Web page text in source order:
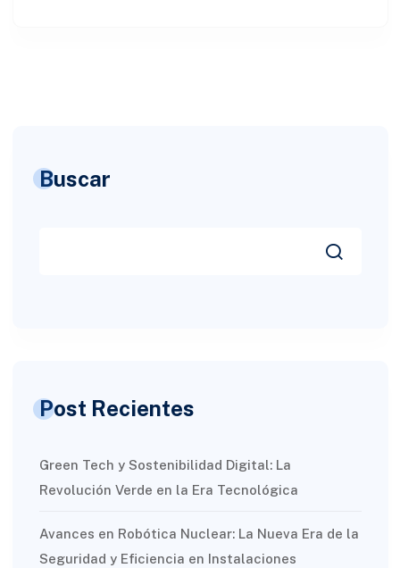
Buscar
Post Recientes
Green Tech y Sostenibilidad Digital: La
Revolución Verde en la Era Tecnológica
Avances en Robótica Nuclear: La Nueva Era de la
Seguridad y Eficiencia en Instalaciones